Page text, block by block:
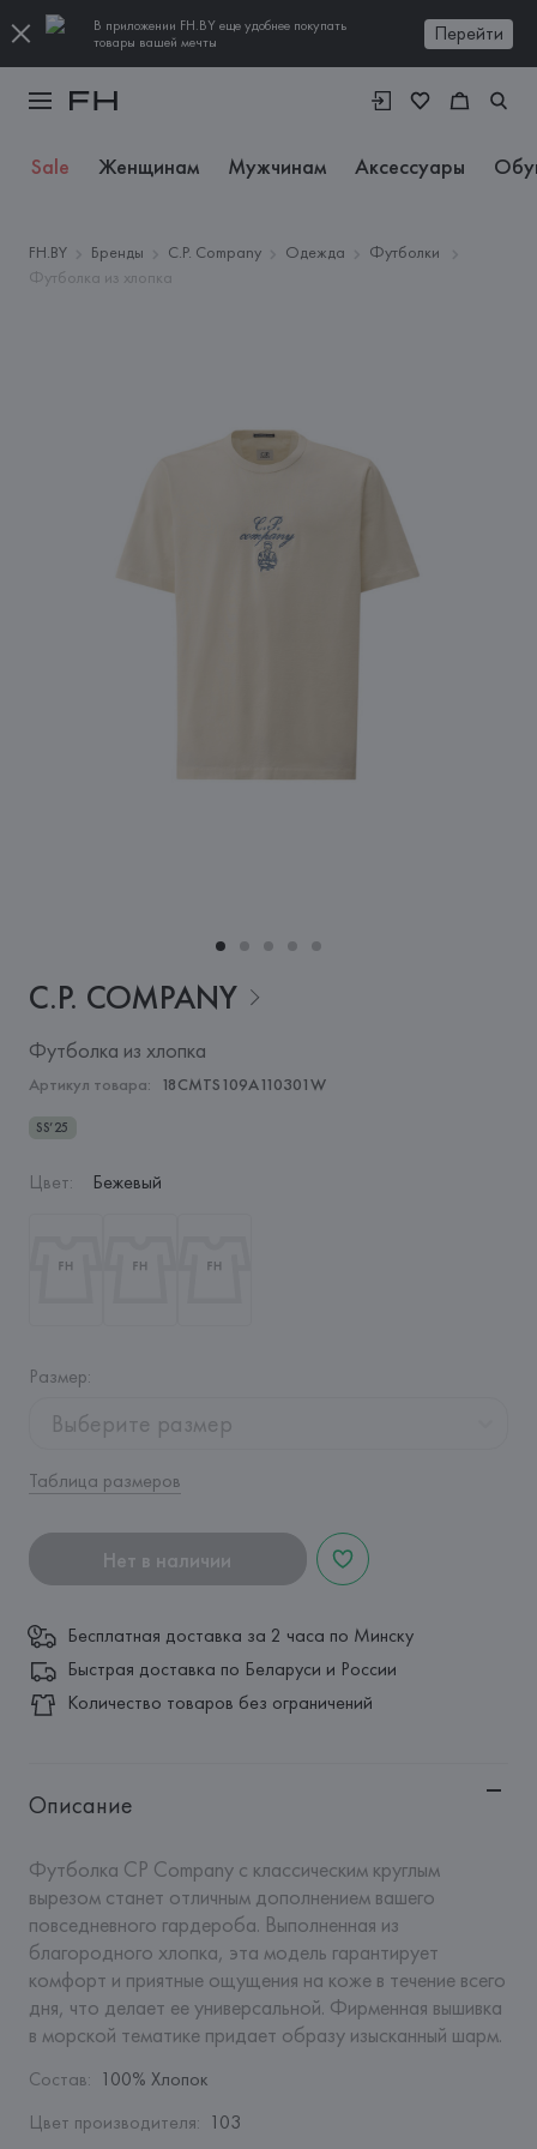
В приложении FH.BY еще удобнее покупать
товары вашей мечты
Перейти
Sale Женщинам Мужчинам Аксессуары
FH.BY Бренды C.P. Company Одежда
Футболки
Футболка из хлопка
C.P. COMPANY
Футболка из хлопка
Артикул товара: 18CMTS109A110301W
SS’25
Цвет: Бежевый
Размер:
Выберите размер
Таблица размеров
Нет в наличии
Бесплатная доставка за 2 часа по Минску
Быстрая доставка по Беларуси и России
Количество товаров без ограничений
Описание
Футболка CP Company с классическим круглым
вырезом станет отличным дополнением вашего
повседневного гардероба. Выполненная из
благородного хлопка, эта модель гарантирует
комфорт и приятные ощущения на коже в течение всего
дня, что делает ее универсальной. Фирменная вышивка
в морской тематике придает образу изысканный шарм.
Состав: 100% Хлопок
Цвет производителя: 103